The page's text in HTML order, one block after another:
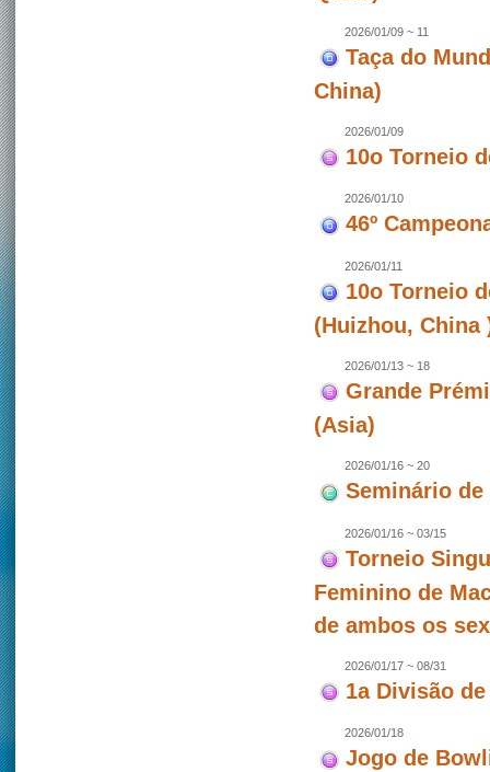
2026/01/09 ~ 11
Taça do
China)
2026/01/09
10o Torneio
2026/01/10
46º
2026/01/11
10o Torneio
(Huizhou, China
2026/01/13 ~ 18
Grande
(Asia)
2026/01/16 ~ 20
Seminário de
2026/01/16 ~ 03/15
Torneio
Feminino de
de ambos os
2026/01/17 ~ 08/31
1a Divisão
2026/01/18
Jogo de